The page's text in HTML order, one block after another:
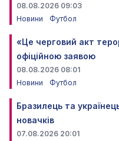
08.08.2026 09:03
Новини
Футбол
«Це черговий акт
офіційною заявою
08.08.2026 08:01
Новини
Футбол
Бразилець та
новачків
07.08.2026 20:01